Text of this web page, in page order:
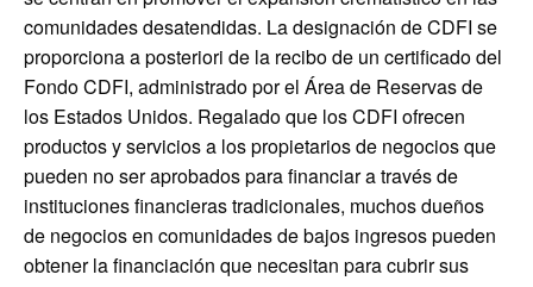
comunidades desatendidas. La designación de CDFI se
proporciona a posteriori de la recibo de un certificado del
Fondo CDFI, administrado por el Área de Reservas de
los Estados Unidos. Regalado que los CDFI ofrecen
productos y servicios a los propietarios de negocios que
pueden no ser aprobados para financiar a través de
instituciones financieras tradicionales, muchos dueños
de negocios en comunidades de bajos ingresos pueden
obtener la financiación que necesitan para cubrir sus